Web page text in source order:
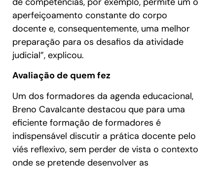
aperfeiçoamento constante do corpo
docente e, consequentemente, uma melhor
preparação para os desafios da atividade
judicial”, explicou.
Avaliação de quem fez
Um dos formadores da agenda educacional,
Breno Cavalcante destacou que para uma
eficiente formação de formadores é
indispensável discutir a prática docente pelo
viés reflexivo, sem perder de vista o contexto
onde se pretende desenvolver as